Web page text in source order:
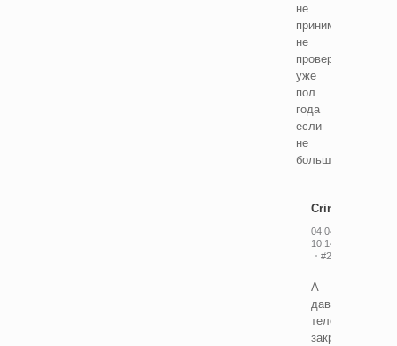
не
принимают,
не
проверял
уже
пол
года
если
не
больше
Cringeon
04.04.2026
10:14
#29778050
А
давно
телеграм
закрываться